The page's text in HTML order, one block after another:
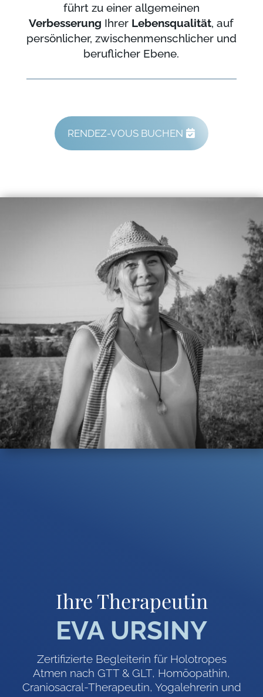
führt zu einer allgemeinen
Verbesserung Ihrer Lebensqualität, auf
persönlicher, zwischenmenschlicher und
beruflicher Ebene.
RENDEZ-VOUS BUCHEN
Ihre Therapeutin
EVA URSINY
Zertifizierte Begleiterin für Holotropes
Atmen nach GTT & GLT, Homöopathin,
Craniosacral-Therapeutin, Yogalehrerin und